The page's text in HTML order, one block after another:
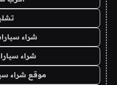
شراء
شراء
موقع شراء